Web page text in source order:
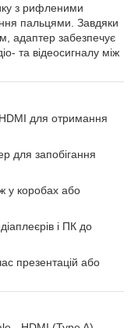
з рифленими
пальцями. Завдяки
адаптер забезпечує
та відеосигналу між
для отримання
для запобігання
у коробах або
і ПК до
презентацій або